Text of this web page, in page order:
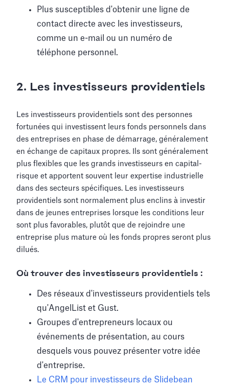
Plus susceptibles d'obtenir une ligne de
contact directe avec les investisseurs,
comme un e-mail ou un numéro de
téléphone personnel.
2. Les investisseurs providentiels
Les investisseurs providentiels sont des personnes
fortunées qui investissent leurs fonds personnels dans
des entreprises en phase de démarrage, généralement
en échange de capitaux propres. Ils sont généralement
plus flexibles que les grands investisseurs en capital-
risque et apportent souvent leur expertise industrielle
dans des secteurs spécifiques. Les investisseurs
providentiels sont normalement plus enclins à investir
dans de jeunes entreprises lorsque les conditions leur
sont plus favorables, plutôt que de rejoindre une
entreprise plus mature où les fonds propres seront plus
dilués.
Où trouver des investisseurs providentiels :
Des réseaux d'investisseurs providentiels tels
qu'AngelList et Gust.
Groupes d'entrepreneurs locaux ou
événements de présentation, au cours
desquels vous pouvez présenter votre idée
d'entreprise.
Le CRM pour investisseurs de Slidebean